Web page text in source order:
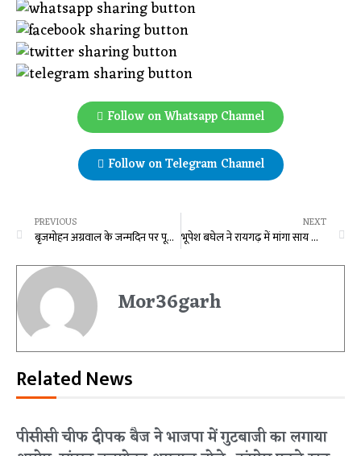
Follow on Whatsapp Channel
Follow on Telegram Channel
PREVIOUS
बृजमोहन अग्रवाल के जन्मदिन पर पूजा पाठ के साथ हुए कई कार्यक्रम
NEXT
भूपेश बघेल ने रायगढ़ में मांगा साय के संसदीय काम का हिसाब तो भाजपा ने सूची देकर दिया करारा जवाब,कहा अब अपने कार्यकाल का भी दे हिसाब
Mor36garh
Related News
पीसीसी चीफ दीपक बैज ने भाजपा में गुटबाजी का लगाया